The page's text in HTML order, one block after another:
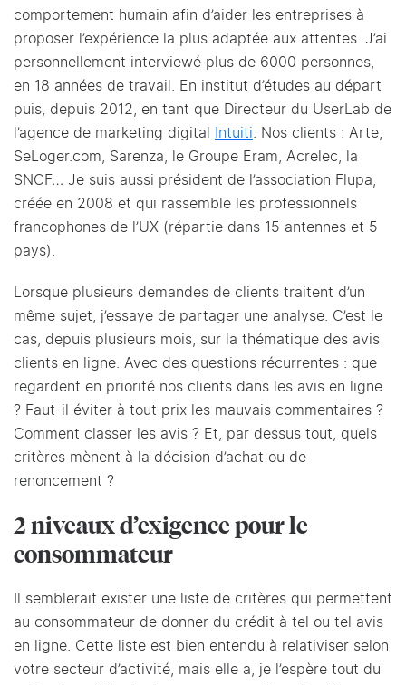
comportement humain afin d’aider les entreprises à
proposer l’expérience la plus adaptée aux attentes. J’ai
personnellement interviewé plus de 6000 personnes,
en 18 années de travail. En institut d’études au départ
puis, depuis 2012, en tant que Directeur du UserLab de
l’agence de marketing digital
Intuiti . Nos clients : Arte,
SeLoger.com, Sarenza, le Groupe Eram, Acrelec, la
SNCF… Je suis aussi président de l’association Flupa,
créée en 2008 et qui rassemble les professionnels
francophones de l’UX (répartie dans 15 antennes et 5
pays).
Lorsque plusieurs demandes de clients traitent d’un
même sujet, j’essaye de partager une analyse. C’est le
cas, depuis plusieurs mois, sur la thématique des avis
clients en ligne. Avec des questions récurrentes : que
regardent en priorité nos clients dans les avis en ligne
? Faut-il éviter à tout prix les mauvais commentaires ?
Comment classer les avis ? Et, par dessus tout, quels
critères mènent à la décision d’achat ou de
renoncement ?
2 niveaux d’exigence pour le
consommateur
Il semblerait exister une liste de critères qui permettent
au consommateur de donner du crédit à tel ou tel avis
en ligne. Cette liste est bien entendu à relativiser selon
votre secteur d’activité, mais elle a, je l’espère tout du